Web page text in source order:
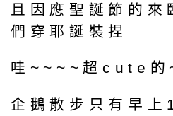
且因應聖誕節的來
們穿耶誕裝捏
哇~~~~超cute的
企鵝散步只有早